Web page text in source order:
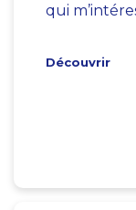
qui
Découvrir